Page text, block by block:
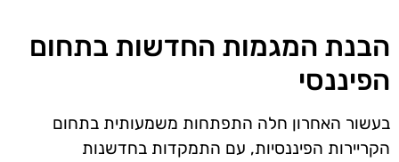
הבנת המגמות החדשות בתחום
הפיננסי
בעשור האחרון חלה התפתחות משמעותית בתחום
הקריירות הפיננסיות, עם התמקדות בחדשנות